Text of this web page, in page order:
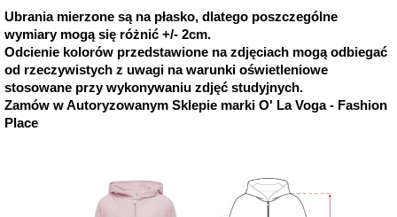
Ubrania mierzone są na płasko, dlatego poszczególne
wymiary mogą się różnić +/- 2cm.
Odcienie kolorów przedstawione na zdjęciach mogą odbiegać
od rzeczywistych z uwagi na warunki oświetleniowe
stosowane przy wykonywaniu zdjęć studyjnych.
Zamów w Autoryzowanym Sklepie marki O' La Voga - Fashion
Place